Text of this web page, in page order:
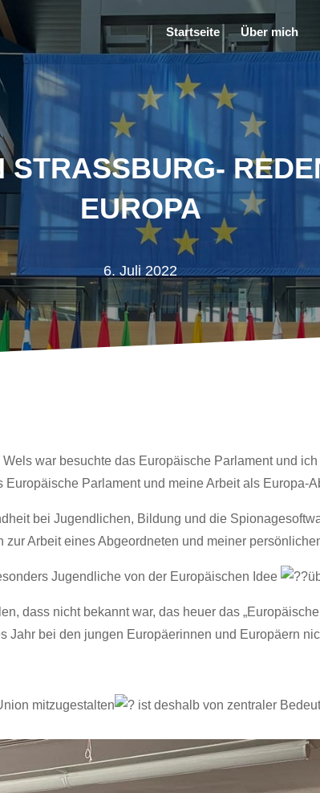
Startseite Über mich
UROPA
6. Juli 2022
war besuchte das Europäische Parlament und
Europäische Parlament und meine Arbeit als Europa-
bei Jugendlichen, Bildung und die
Arbeit eines Abgeordneten und meiner
Jugendliche von der Europäischen Idee
dass nicht bekannt war, das heuer das
Jahr bei den jungen Europäerinnen und Europäern
mitzugestalten
ist deshalb von zentraler